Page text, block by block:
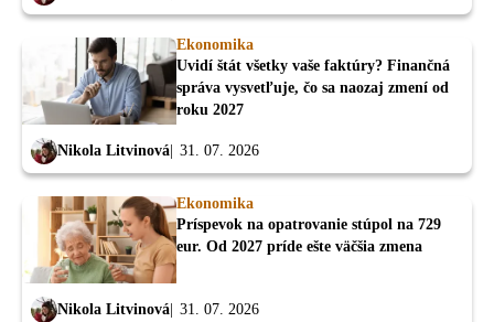
Ekonomika
Uvidí štát všetky vaše faktúry? Finančná
správa vysvetľuje, čo sa naozaj zmení od
roku 2027
Nikola Litvinová 31. 07. 2026
Ekonomika
Príspevok na opatrovanie stúpol na 729
eur. Od 2027 príde ešte väčšia zmena
Nikola Litvinová 31. 07. 2026